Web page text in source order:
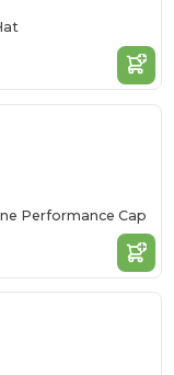
Performance Cap